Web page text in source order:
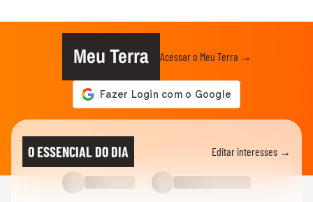
Meu Terra Acessar o Meu Terra →
O ESSENCIAL DO DIA Editar interesses →